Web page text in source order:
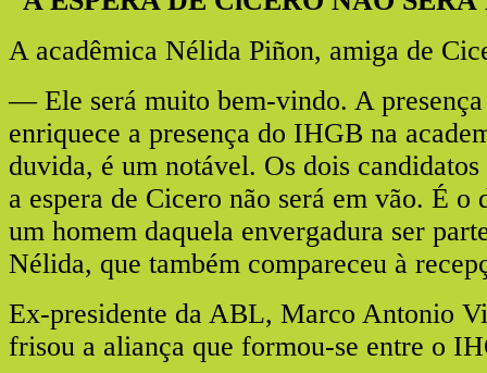
A acadêmica Nélida Piñon, amiga de
— Ele será muito bem-vindo. A
enriquece a presença do IHGB na
duvida, é um notável. Os dois
a espera de Cicero não será em vão. É o
um homem daquela envergadura ser
Nélida, que também compareceu à
Ex-presidente da ABL, Marco Antonio
frisou a aliança que formou-se entre o